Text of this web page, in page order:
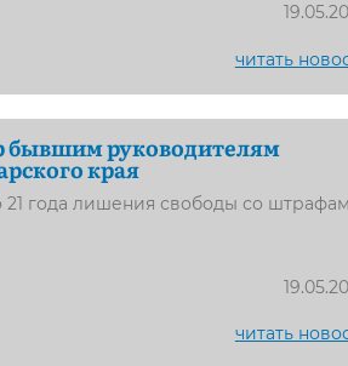
читать
бывшим руководителям
края
21 года лишения свободы со
читать